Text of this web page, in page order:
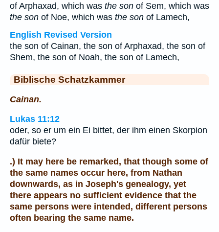
of Arphaxad, which was the son of Sem, which was
the son of Noe, which was the son of Lamech,
English Revised Version
the son of Cainan, the son of Arphaxad, the son of
Shem, the son of Noah, the son of Lamech,
Biblische Schatzkammer
Cainan.
Lukas 11:12
oder, so er um ein Ei bittet, der ihm einen Skorpion
dafür biete?
.) It may here be remarked, that though some of
the same names occur here, from Nathan
downwards, as in Joseph's genealogy, yet
there appears no sufficient evidence that the
same persons were intended, different persons
often bearing the same name.